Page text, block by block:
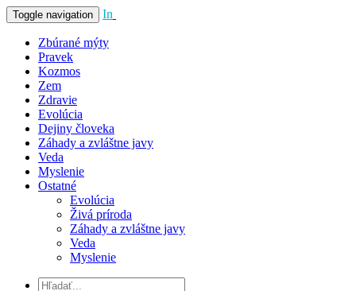
Toggle navigation In
Zbúrané mýty
Pravek
Kozmos
Zem
Zdravie
Evolúcia
Dejiny človeka
Záhady a zvláštne javy
Veda
Myslenie
Ostatné
Evolúcia
Živá príroda
Záhady a zvláštne javy
Veda
Myslenie